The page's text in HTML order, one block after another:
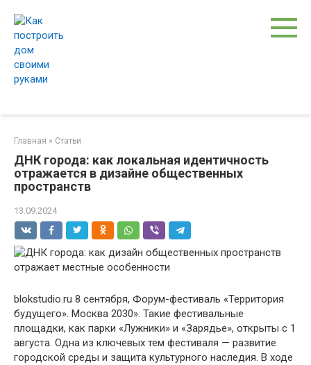
контенту
Главная » Статьи
ДНК города: как локальная идентичность
отражается в дизайне общественных
пространств
13.09.2024
blokstudio.ru 8 сентября, Форум-фестиваль «Территория
будущего». Москва 2030». Такие фестивальные
площадки, как парки «Лужники» и «Зарядье», открыты с 1
августа. Одна из ключевых тем фестиваля — развитие
городской среды и защита культурного наследия. В ходе